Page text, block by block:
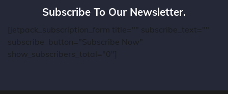
Subscribe To Our Newsletter.
[jetpack_subscription_form title="" subscribe_text=""
subscribe_button="Subscribe Now"
show_subscribers_total="0"]